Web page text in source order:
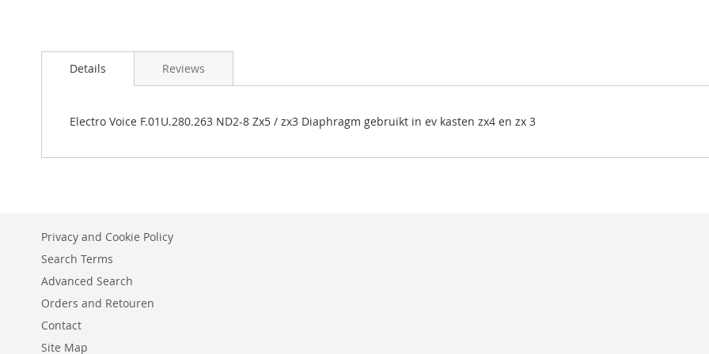
Details Reviews
Electro Voice F.01U.280.263 ND2-8 Zx5 / zx3 Diaphragm gebruikt in ev kasten zx4 en zx 3
Privacy and Cookie Policy
Search Terms
Advanced Search
Orders and Retouren
Contact
Site Map